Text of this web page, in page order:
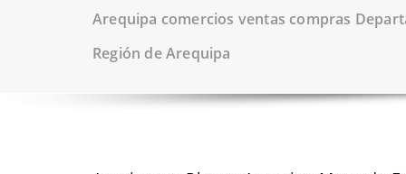
Arequipa comercios ventas compras
Región de Arequipa